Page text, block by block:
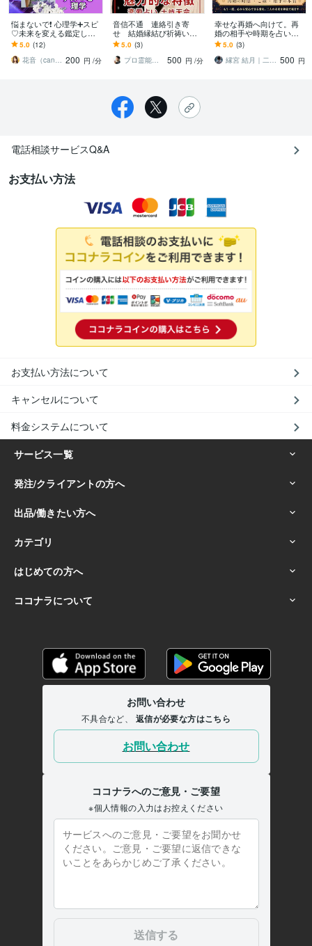
悩まないで❗ 心理学➕スピ
♡未来を変える鑑定しま
す 【英国NLP有資格】離
婚♡再婚「悩み」に寄り
添ってサポート✨
5.0 (12)
花音（canon）☘️開運☘️幸せコーチ 200 円 /分
音信不通 連絡引き寄
せ 結婚縁結び祈祷いた
します 結婚生活を幸せ
【復活愛】彼に溺愛され
る御祈祷をさせて頂きま
5.0 (3)
プロ霊能力者 結心（ゆうしん）
500 円 /分
幸せな再婚へ向けて。再
婚の相手や時期を占いま
す 幸せな結婚を望むあな
たへ。新しい相手か、今
の彼とのタイミング
5.0 (3)
縁宮 結月｜二大女神の双神託 500 円
電話相談サービスQ&A
お支払い方法
お支払い方法について
キャンセルについて
料金システムについて